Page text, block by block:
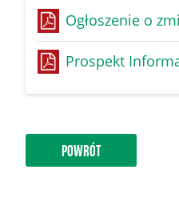
Ogłoszenie o
Prospekt
POWRÓT